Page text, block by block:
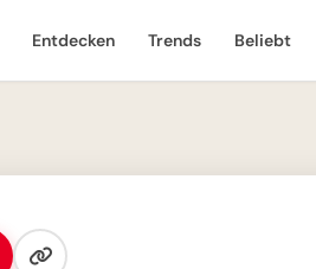
Entdecken Trends Beliebt